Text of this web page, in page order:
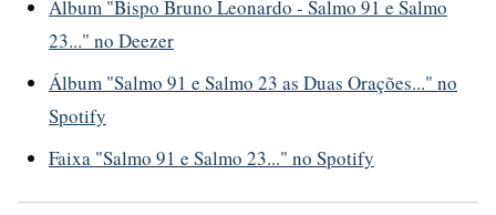
Álbum "Bispo Bruno Leonardo - Salmo 91 e Salmo
23..." no Deezer
Álbum "Salmo 91 e Salmo 23 as Duas Orações..." no
Spotify
Faixa "Salmo 91 e Salmo 23..." no Spotify